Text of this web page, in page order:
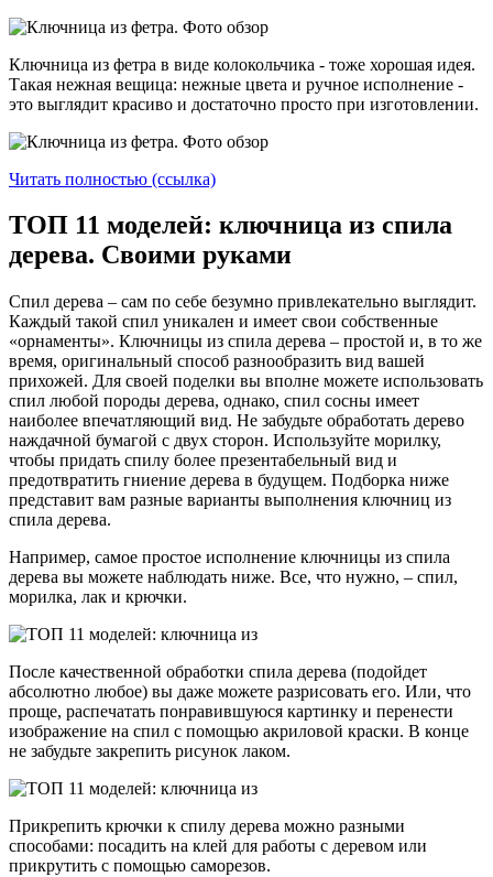
Ключница из фетра в виде колокольчика - тоже хорошая идея.
Такая нежная вещица: нежные цвета и ручное исполнение -
это выглядит красиво и достаточно просто при изготовлении.
Читать полностью (ссылка)
ТОП 11 моделей: ключница из спила
дерева. Своими руками
Спил дерева – сам по себе безумно привлекательно выглядит.
Каждый такой спил уникален и имеет свои собственные
«орнаменты». Ключницы из спила дерева – простой и, в то же
время, оригинальный способ разнообразить вид вашей
прихожей. Для своей поделки вы вполне можете использовать
спил любой породы дерева, однако, спил сосны имеет
наиболее впечатляющий вид. Не забудьте обработать дерево
наждачной бумагой с двух сторон. Используйте морилку,
чтобы придать спилу более презентабельный вид и
предотвратить гниение дерева в будущем. Подборка ниже
представит вам разные варианты выполнения ключниц из
спила дерева.
Например, самое простое исполнение ключницы из спила
дерева вы можете наблюдать ниже. Все, что нужно, – спил,
морилка, лак и крючки.
После качественной обработки спила дерева (подойдет
абсолютно любое) вы даже можете разрисовать его. Или, что
проще, распечатать понравившуюся картинку и перенести
изображение на спил с помощью акриловой краски. В конце
не забудьте закрепить рисунок лаком.
Прикрепить крючки к спилу дерева можно разными
способами: посадить на клей для работы с деревом или
прикрутить с помощью саморезов.